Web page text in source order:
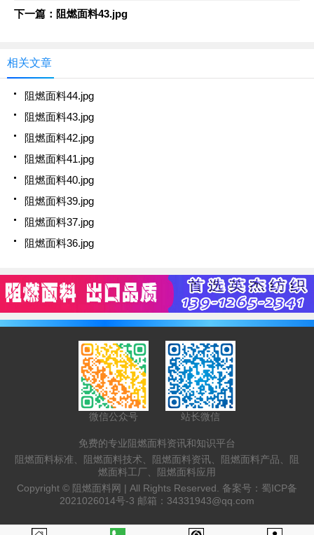
下一篇：阻燃面料43.jpg
相关文章
阻燃面料44.jpg
阻燃面料43.jpg
阻燃面料42.jpg
阻燃面料41.jpg
阻燃面料40.jpg
阻燃面料39.jpg
阻燃面料37.jpg
阻燃面料36.jpg
微信公众号 站长微信
免费的专业阻燃面料资讯和知识平台
阻燃面料标准、阻燃面料技术、阻燃面料资讯、阻燃面料产品、阻
燃面料工厂、阻燃面料应用
Copyright © 阻燃面料网 | All Rights Reserved. 备案号： 蜀ICP备
2021026014号-3 邮箱： 34331943@qq.com